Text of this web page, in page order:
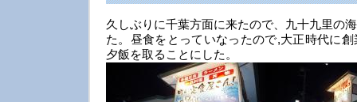
久しぶりに千葉方面に来たので、九十九里の
た。昼食をとっていなったので,大正時代に
夕飯を取ることにした。